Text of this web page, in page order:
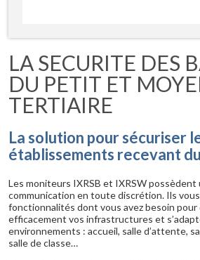
LA SECURITE DES
DU PETIT ET
TERTIAIRE
La solution pour sécuriser
établissements recevant
Les moniteurs IXRSB et IXRSW possèdent
communication en toute discrétion. Ils
fonctionnalités dont vous avez besoin pour
efficacement vos infrastructures et
environnements : accueil, salle d’attente,
salle de classe…